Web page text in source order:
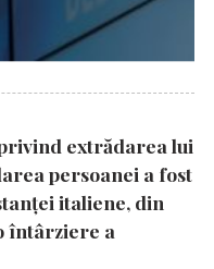
extrădarea lui
persoanei a fost
italiene, din
întârziere a